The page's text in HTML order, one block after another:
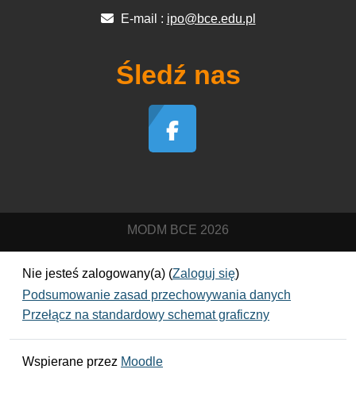
E-mail : ipo@bce.edu.pl
Śledź nas
MODM BCE 2026
Nie jesteś zalogowany(a) (Zaloguj się)
Podsumowanie zasad przechowywania danych
Przełącz na standardowy schemat graficzny
Wspierane przez Moodle